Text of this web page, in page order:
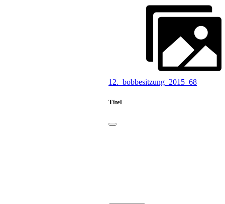
12._bobbesitzung_2015_68
Titel